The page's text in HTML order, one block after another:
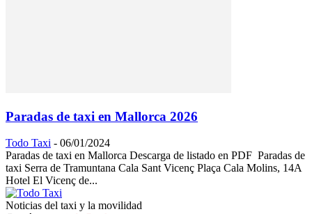
Paradas de taxi en Mallorca 2026
Todo Taxi - 06/01/2024
Paradas de taxi en Mallorca Descarga de listado en PDF Paradas de
taxi Serra de Tramuntana Cala Sant Vicenç Plaça Cala Molins, 14A
Hotel El Vicenç de...
Noticias del taxi y la movilidad